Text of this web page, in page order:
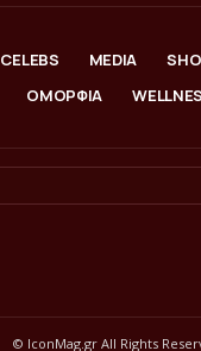
CELEBS MEDIA
ΟΜΟΡΦΙΑ
© IconMag.gr All Rights